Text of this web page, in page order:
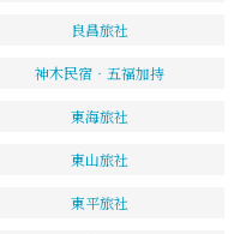
良昌旅社
神木民宿‧五福加持
東海旅社
東山旅社
東平旅社